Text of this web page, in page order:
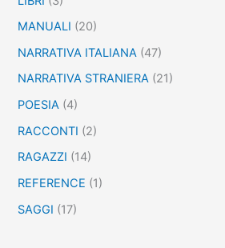
MANUALI (20)
NARRATIVA ITALIANA (47)
NARRATIVA STRANIERA (21)
POESIA (4)
RACCONTI (2)
RAGAZZI (14)
REFERENCE (1)
SAGGI (17)